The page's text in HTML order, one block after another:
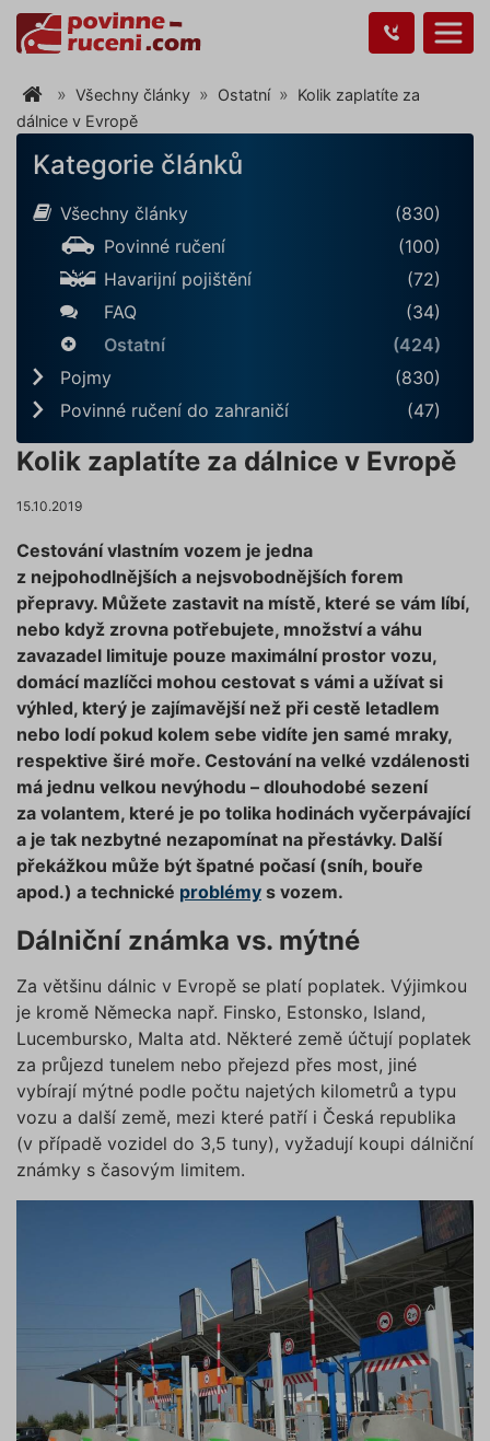
Všechny články Ostatní
Kolik zaplatíte za
dálnice v Evropě
Kategorie článků
Všechny články
(830)
Povinné ručení
(100)
Havarijní pojištění
(72)
FAQ
(34)
Ostatní
(424)
Pojmy
(830)
Povinné ručení do zahraničí
(47)
Kolik zaplatíte za dálnice v Evropě
15.10.2019
Cestování vlastním vozem je jedna
z nejpohodlnějších a nejsvobodnějších forem
přepravy. Můžete zastavit na místě, které se vám líbí,
nebo když zrovna potřebujete, množství a váhu
zavazadel limituje pouze maximální prostor vozu,
domácí mazlíčci mohou cestovat s vámi a užívat si
výhled, který je zajímavější než při cestě letadlem
nebo lodí pokud kolem sebe vidíte jen samé mraky,
respektive širé moře. Cestování na velké vzdálenosti
má jednu velkou nevýhodu – dlouhodobé sezení
za volantem, které je po tolika hodinách vyčerpávající
a je tak nezbytné nezapomínat na přestávky. Další
překážkou může být špatné počasí (sníh, bouře
apod.) a technické problémy s vozem.
Dálniční známka vs. mýtné
Za většinu dálnic v Evropě se platí poplatek. Výjimkou
je kromě Německa např. Finsko, Estonsko, Island,
Lucembursko, Malta atd. Některé země účtují poplatek
za průjezd tunelem nebo přejezd přes most, jiné
vybírají mýtné podle počtu najetých kilometrů a typu
vozu a další země, mezi které patří i Česká republika
(v případě vozidel do 3,5 tuny), vyžadují koupi dálniční
známky s časovým limitem.